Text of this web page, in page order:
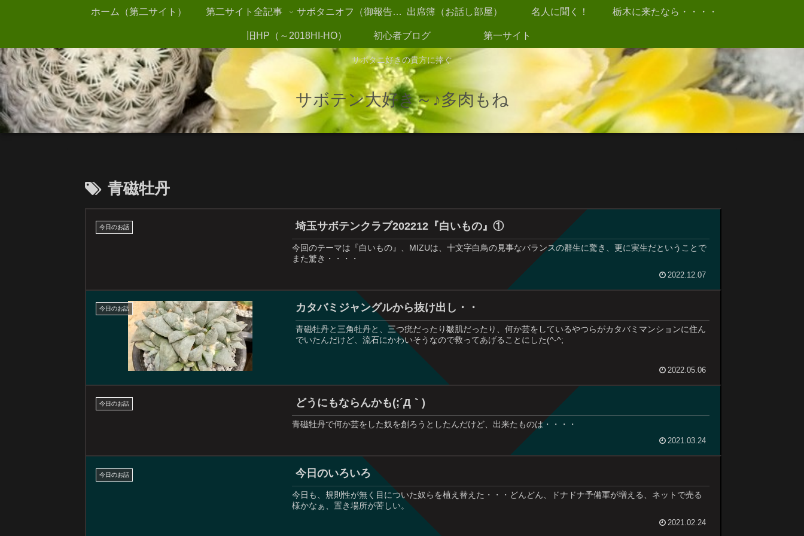
サボタニ好きの貴方に捧ぐ
サボテン大好き～♪多肉もね
ホーム（第二サイト） 第二サイト全記事 サボタニオフ（御報告2021～） 出席簿（お話し部屋） 名人に聞く！ 栃木に来たなら・・・・
旧HP（～2018HI-HO） 初心者ブログ 第一サイト
青磁牡丹
今日のお話 埼玉サボテンクラブ202212『白いもの』①
今回のテーマは『白いもの』、MIZUは、十文字白鳥の見事なバランスの群生に驚き、更に実生だということで
また驚き・・・・
2022.12.07
今日のお話 カタバミジャングルから抜け出し・・
青磁牡丹と三角牡丹と、三つ疣だったり皺肌だったり、何か芸をしているやつらがカタバミマンションに住ん
でいたんだけど、流石にかわいそうなので救ってあげることにした(^-^;
2022.05.06
今日のお話 どうにもならんかも(;´Д｀)
青磁牡丹で何か芸をした奴を創ろうとしたんだけど、出来たものは・・・・
2021.03.24
今日のお話 今日のいろいろ
今日も、規則性が無く目についた奴らを植え替えた・・・どんどん、ドナドナ予備軍が増える、ネットで売る
様かなぁ、置き場所が苦しい。
2021.02.24